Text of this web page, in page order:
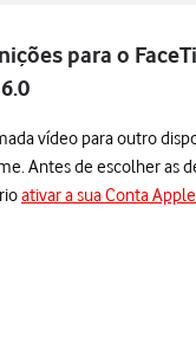
para o
vídeo para outro
Antes de escolher as
ativar a sua Conta